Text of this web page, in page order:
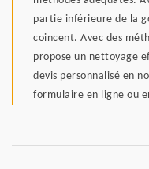
partie inférieure de la
coincent. Avec des
propose un nettoyage
devis personnalisé en
formulaire en ligne ou